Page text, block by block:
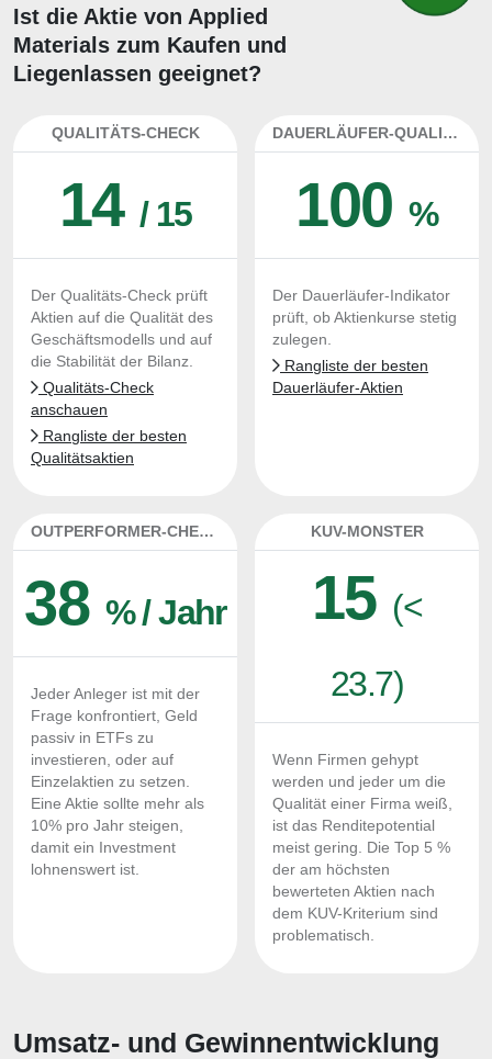
Ist die Aktie von Applied
Materials zum Kaufen und
Liegenlassen geeignet?
QUALITÄTS-CHECK
14 / 15
Der Qualitäts-Check prüft
Aktien auf die Qualität des
Geschäftsmodells und auf
die Stabilität der Bilanz.
Qualitäts-Check
anschauen
Rangliste der besten
Qualitätsaktien
DAUERLÄUFER-QUALITÄTEN
100%
Der Dauerläufer-Indikator
prüft, ob Aktienkurse stetig
zulegen.
Rangliste der besten
Dauerläufer-Aktien
OUTPERFORMER-CHECK
38 % / Jahr
Jeder Anleger ist mit der
Frage konfrontiert, Geld
passiv in ETFs zu
investieren, oder auf
Einzelaktien zu setzen.
Eine Aktie sollte mehr als
10% pro Jahr steigen,
damit ein Investment
lohnenswert ist.
KUV-MONSTER
15 (<
23.7)
Wenn Firmen gehypt
werden und jeder um die
Qualität einer Firma weiß,
ist das Renditepotential
meist gering. Die Top 5 %
der am höchsten
bewerteten Aktien nach
dem KUV-Kriterium sind
problematisch.
Umsatz- und Gewinnentwicklung